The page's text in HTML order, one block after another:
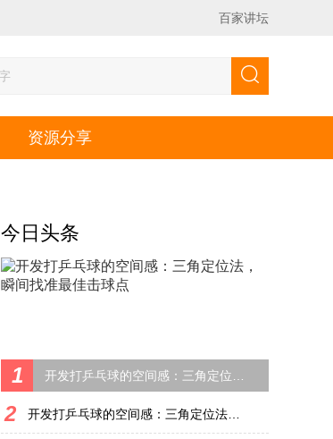
百家讲坛
资源分享
今日头条
1
2